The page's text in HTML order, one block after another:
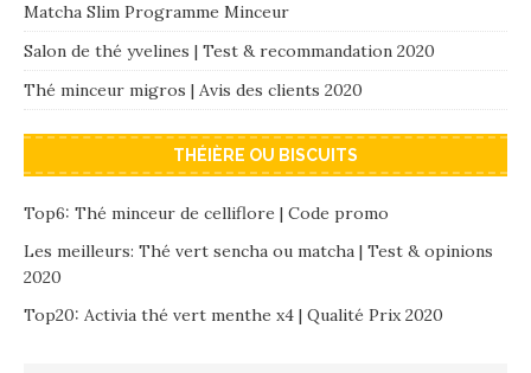
Matcha Slim Programme Minceur
Salon de thé yvelines | Test & recommandation 2020
Thé minceur migros | Avis des clients 2020
THÉIÈRE OU BISCUITS
Top6: Thé minceur de celliflore | Code promo
Les meilleurs: Thé vert sencha ou matcha | Test & opinions
2020
Top20: Activia thé vert menthe x4 | Qualité Prix 2020